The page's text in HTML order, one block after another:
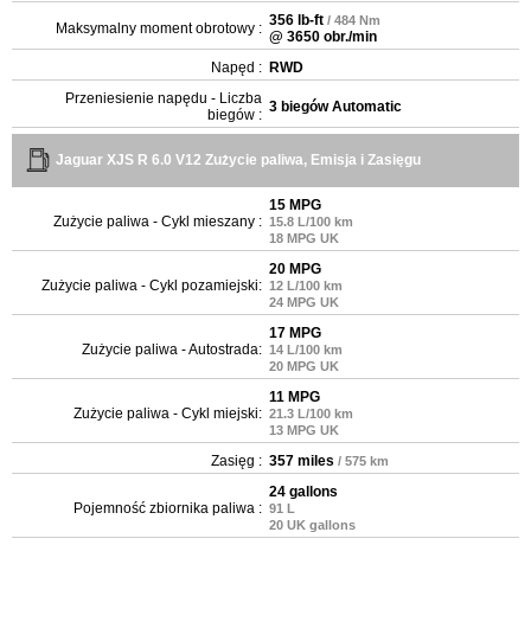
Maksymalny moment obrotowy : 356 lb-ft / 484 Nm
@ 3650 obr./min
Napęd : RWD
Przeniesienie napędu - Liczba
biegów : 3 biegów Automatic
Jaguar XJS R 6.0 V12 Zużycie paliwa, Emisja i Zasięgu
Zużycie paliwa - Cykl mieszany :
15 MPG
15.8 L/100 km
18 MPG UK
Zużycie paliwa - Cykl pozamiejski:
20 MPG
12 L/100 km
24 MPG UK
Zużycie paliwa - Autostrada:
17 MPG
14 L/100 km
20 MPG UK
Zużycie paliwa - Cykl miejski:
11 MPG
21.3 L/100 km
13 MPG UK
Zasięg : 357 miles / 575 km
Pojemność zbiornika paliwa :
24 gallons
91 L
20 UK gallons